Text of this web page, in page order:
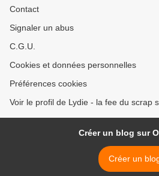
Contact
Signaler un abus
C.G.U.
Cookies et données personnelles
Préférences cookies
Voir le profil de Lydie - la fee du scrap
Créer un blog sur
Créer un